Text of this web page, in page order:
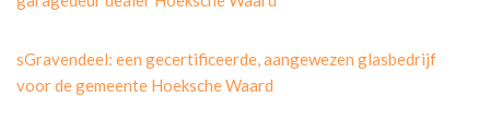
sGravendeel: een gecertificeerde, aangewezen glasbedrijf
voor de gemeente Hoeksche Waard